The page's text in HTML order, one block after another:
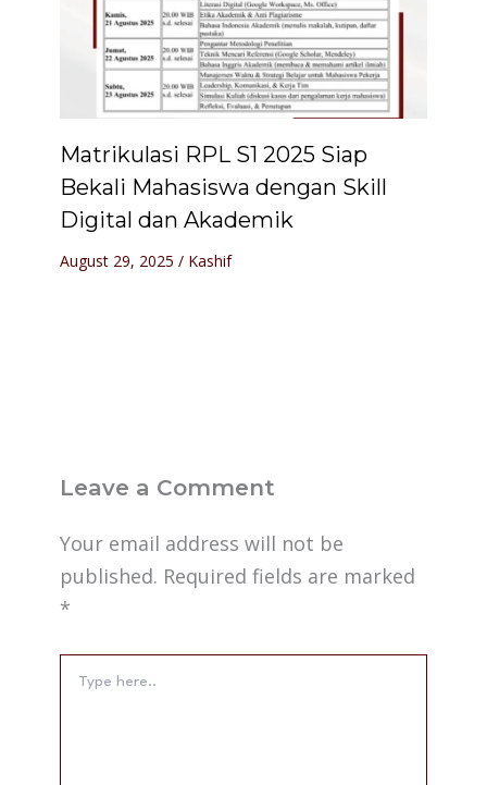
Matrikulasi RPL S1 2025 Siap
Bekali Mahasiswa dengan Skill
Digital dan Akademik
August 29, 2025 / Kashif
Leave a Comment
Your email address will not be
published. Required fields are marked
*
here..